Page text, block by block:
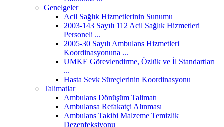
Genelgeler
Acil Sağlık Hizmetlerinin Sunumu
2003-143 Sayılı 112 Acil Sağlık Hizmetleri
Personeli ...
2005-30 Sayılı Ambulans Hizmetleri
Koordinasyonuna ...
UMKE Görevlendirme, Özlük ve İl Standartları
...
Hasta Sevk Süreçlerinin Koordinasyonu
Talimatlar
Ambulans Dönüşüm Talimatı
Ambulansa Refakatçi Alınması
Ambulans Takibi Malzeme Temizlik
Dezenfeksiyonu